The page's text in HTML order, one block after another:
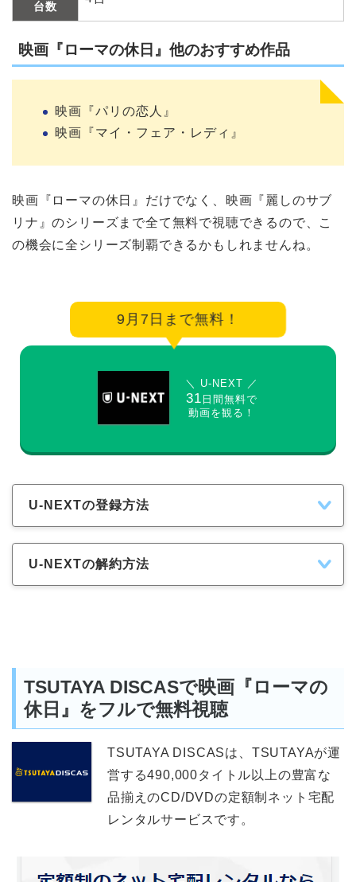
台数
映画『ローマの休日』他のおすすめ作品
映画『パリの恋人』
映画『マイ・フェア・レディ』
映画『ローマの休日』だけでなく、映画『麗しのサブ
リナ』のシリーズまで全て無料で視聴できるので、こ
の機会に全シリーズ制覇できるかもしれませんね。
9月7日まで無料！
＼ U-NEXT ／
31 日間無料で
動画を観る！
U-NEXTの登録方法
U-NEXTの解約方法
TSUTAYA DISCASで映画『ローマの
休日』をフルで無料視聴
TSUTAYA DISCASは、TSUTAYAが運
営する490,000タイトル以上の豊富な
品揃えのCD/DVDの定額制ネット宅配
レンタルサービスです。